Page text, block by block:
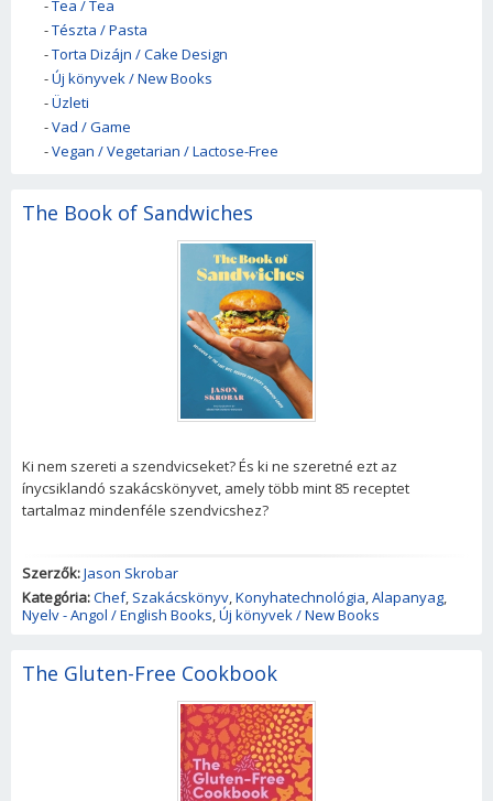
-Tea / Tea
-Tészta / Pasta
-Torta Dizájn / Cake Design
-Új könyvek / New Books
-Üzleti
-Vad / Game
-Vegan / Vegetarian / Lactose-Free
The Book of Sandwiches
Ki nem szereti a szendvicseket? És ki ne szeretné ezt az
ínycsiklandó szakácskönyvet, amely több mint 85 receptet
tartalmaz mindenféle szendvicshez?
Szerzők:Jason Skrobar
Kategória:Chef, Szakácskönyv,Konyhatechnológia,Alapanyag,
Nyelv - Angol / English Books,Új könyvek / New Books
The Gluten-Free Cookbook